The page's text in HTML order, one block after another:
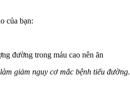
của bạn:
giảm nguy cơ mắc bệnh tiểu đường.